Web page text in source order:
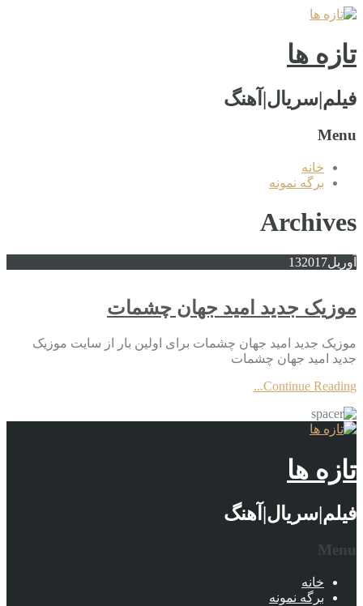
تازه ها
فیلم|سریال|آهنگ
Menu
خانه
برگه نمونه
Archives
آوریل 132017
موزیک جدید امید جهان چشمات
موزیک جدید امید جهان چشمات برای اولین بار از سایت موزیک
جدید امید جهان چشمات
Continue Reading...
تازه ها
فیلم|سریال|آهنگ
Menu
خانه
برگه نمونه